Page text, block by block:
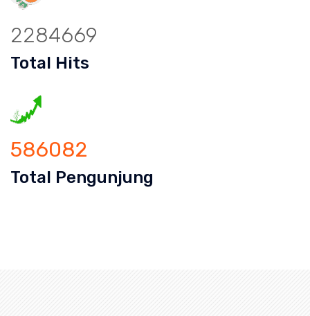
2284669
Total Hits
586082
Total Pengunjung